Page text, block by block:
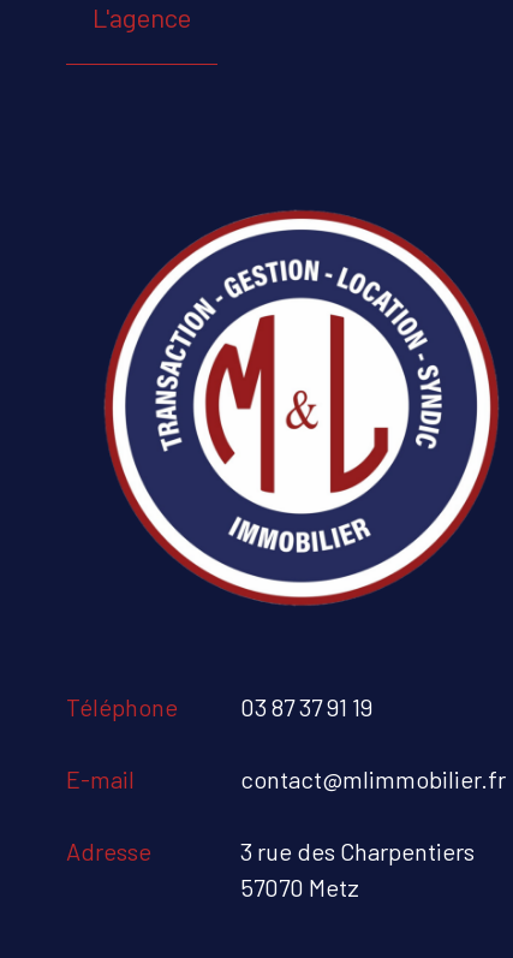
L'agence
Téléphone 03 87 37 91 19
E-mail contact@mlimmobilier.fr
Adresse
3 rue des Charpentiers
57070 Metz